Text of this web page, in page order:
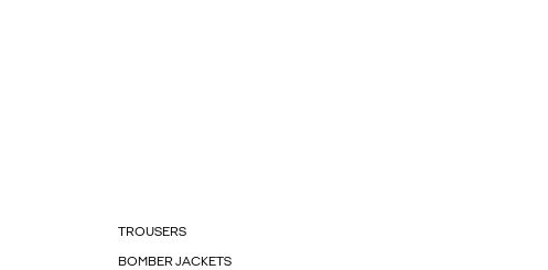
TROUSERS
BOMBER JACKETS